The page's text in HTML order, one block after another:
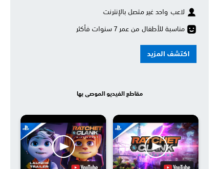
لاعب واحد غير متصل بالإنترنت
مناسبة للأطفال من عمر 7 سنوات فأكثر
اكتشف المزيد
مقاطع الفيديو الموصى بها